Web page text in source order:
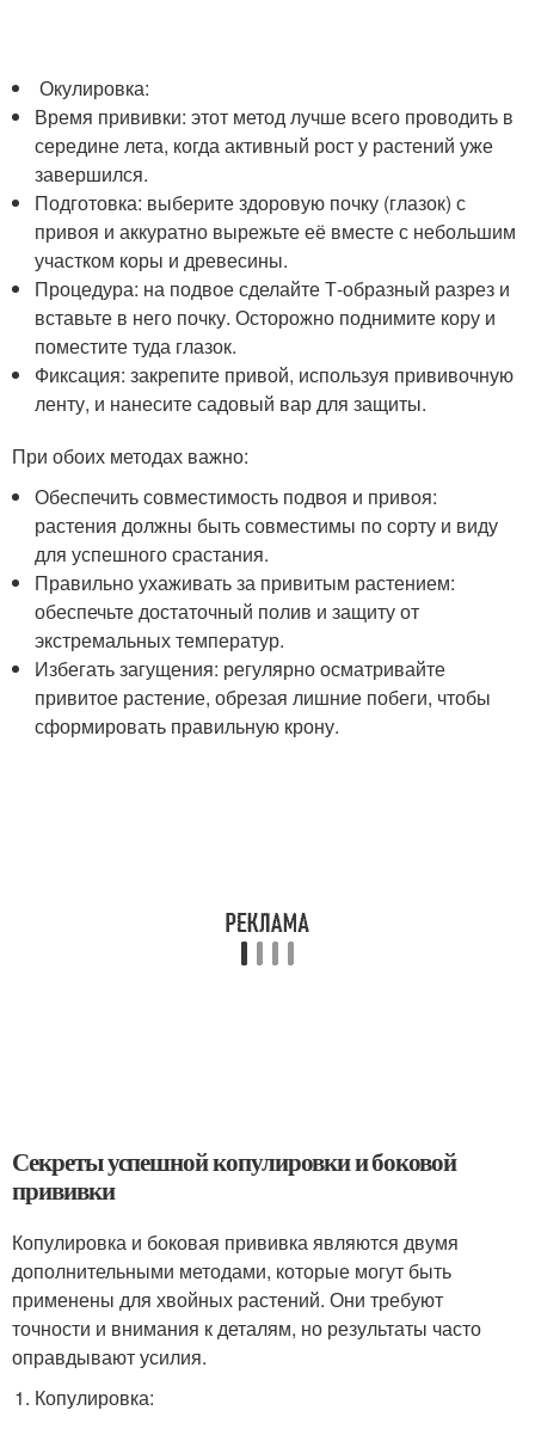
Окулировка:
Время прививки: этот метод лучше всего проводить в
середине лета, когда активный рост у растений уже
завершился.
Подготовка: выберите здоровую почку (глазок) с
привоя и аккуратно вырежьте её вместе с небольшим
участком коры и древесины.
Процедура: на подвое сделайте Т-образный разрез и
вставьте в него почку. Осторожно поднимите кору и
поместите туда глазок.
Фиксация: закрепите привой, используя прививочную
ленту, и нанесите садовый вар для защиты.
При обоих методах важно:
Обеспечить совместимость подвоя и привоя:
растения должны быть совместимы по сорту и виду
для успешного срастания.
Правильно ухаживать за привитым растением:
обеспечьте достаточный полив и защиту от
экстремальных температур.
Избегать загущения: регулярно осматривайте
привитое растение, обрезая лишние побеги, чтобы
сформировать правильную крону.
Секреты успешной копулировки и боковой
прививки
Копулировка и боковая прививка являются двумя
дополнительными методами, которые могут быть
применены для хвойных растений. Они требуют
точности и внимания к деталям, но результаты часто
оправдывают усилия.
Копулировка: